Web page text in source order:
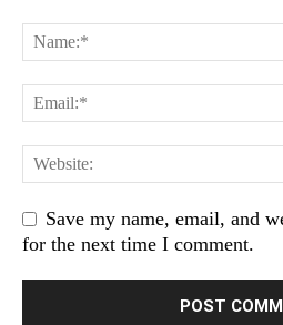
Save my name, email, and
for the next time I comment.